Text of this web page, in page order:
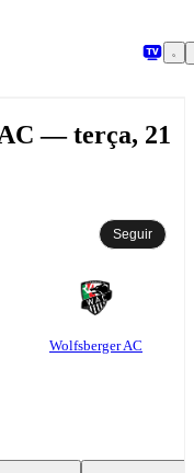
— terça, 21
Seguir
Wolfsberger AC